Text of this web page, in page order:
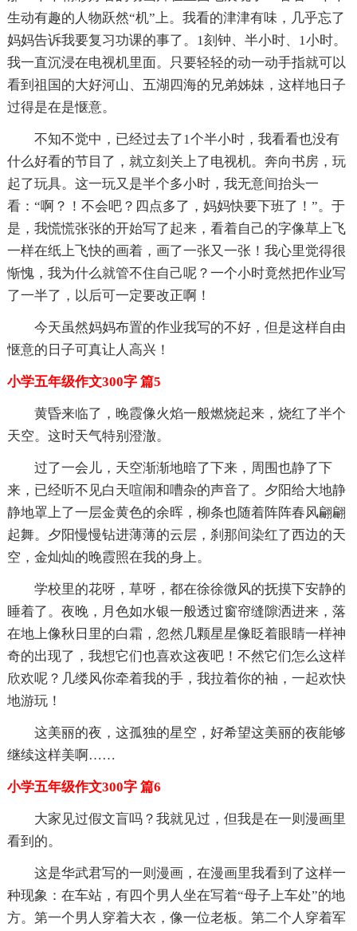
生动有趣的人物跃然“机”上。我看的津津有味，几乎忘了
妈妈告诉我要复习功课的事了。1刻钟、半小时、1小时。
我一直沉浸在电视机里面。只要轻轻的动一动手指就可以
看到祖国的大好河山、五湖四海的兄弟姊妹，这样地日子
过得是在是惬意。
不知不觉中，已经过去了1个半小时，我看看也没有
什么好看的节目了，就立刻关上了电视机。奔向书房，玩
起了玩具。这一玩又是半个多小时，我无意间抬头一
看：“啊？！不会吧？四点多了，妈妈快要下班了！”。于
是，我慌慌张张的开始写了起来，看着自己的字像草上飞
一样在纸上飞快的画着，画了一张又一张！我心里觉得很
惭愧，我为什么就管不住自己呢？一个小时竟然把作业写
了一半了，以后可一定要改正啊！
今天虽然妈妈布置的作业我写的不好，但是这样自由
惬意的日子可真让人高兴！
小学五年级作文300字 篇5
黄昏来临了，晚霞像火焰一般燃烧起来，烧红了半个
天空。这时天气特别澄澈。
过了一会儿，天空渐渐地暗了下来，周围也静了下
来，已经听不见白天喧闹和嘈杂的声音了。夕阳给大地静
静地罩上了一层金黄色的余晖，柳条也随着阵阵春风翩翩
起舞。夕阳慢慢钻进薄薄的云层，刹那间染红了西边的天
空，金灿灿的晚霞照在我的身上。
学校里的花呀，草呀，都在徐徐微风的抚摸下安静的
睡着了。夜晚，月色如水银一般透过窗帘缝隙洒进来，落
在地上像秋日里的白霜，忽然几颗星星像眨着眼睛一样神
奇的出现了，我想它们也喜欢这夜吧！不然它们怎么这样
欣欢呢？几缕风你牵着我的手，我拉着你的袖，一起欢快
地游玩！
这美丽的夜，这孤独的星空，好希望这美丽的夜能够
继续这样美啊……
小学五年级作文300字 篇6
大家见过假文盲吗？我就见过，但我是在一则漫画里
看到的。
这是华武君写的一则漫画，在漫画里我看到了这样一
种现象：在车站，有四个男人坐在写着“母子上车处”的地
方。第一个男人穿着大衣，像一位老板。第二个人穿着军